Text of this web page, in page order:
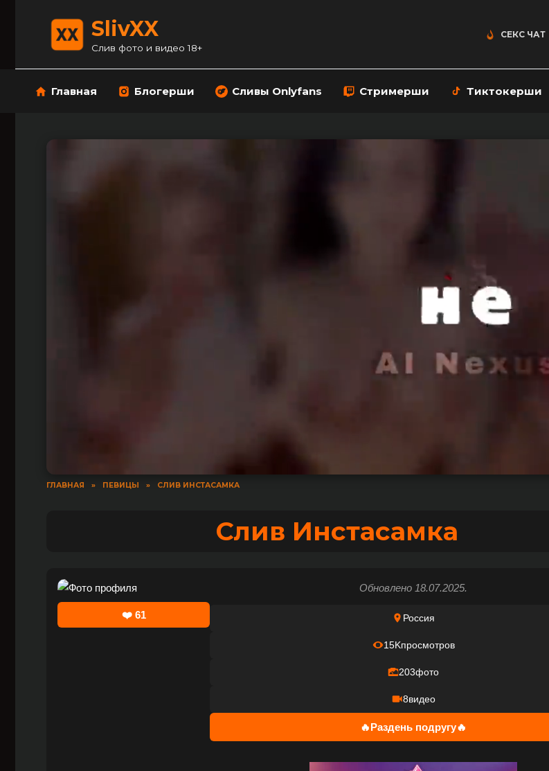
содержанию
SlivXX
Слив фото и видео 18+
СЕКС ЧАТ
Главная Блогерши Сливы Onlyfans Стримерши Тиктокерши
ГЛАВНАЯ » ПЕВИЦЫ » СЛИВ ИНСТАСАМКА
Слив Инстасамка
❤️ 61
Обновлено 18.07.2025.
Россия
15Kпросмотров
203фото
8видео
🔥Раздень подругу🔥